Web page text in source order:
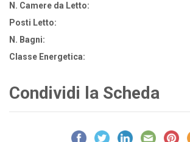
N. Camere da Letto:
Posti Letto:
N. Bagni:
Classe Energetica:
Condividi la Scheda